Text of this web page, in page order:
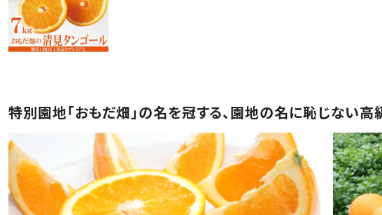
特別園地「おもだ畑」の名を冠する、園地の名に恥じない高